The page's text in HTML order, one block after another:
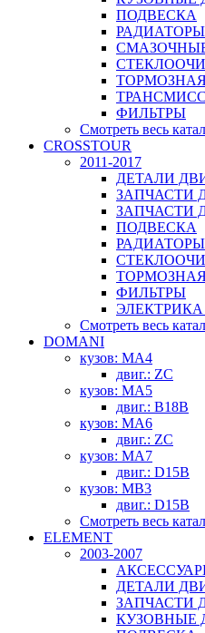
ПОДВЕСКА
РАДИАТОРЫ
ФИЛЬТРЫ
Смотреть весь
CROSSTOUR
2011-2017
ДЕТАЛИ
ЗАПЧАСТИ
ЗАПЧАСТИ
ПОДВЕСКА
РАДИАТОРЫ
ФИЛЬТРЫ
Смотреть весь
DOMANI
кузов: MA4
двиг.: ZC
кузов: MA5
двиг.: B18B
кузов: MA6
двиг.: ZC
кузов: MA7
двиг.: D15B
кузов: MB3
двиг.: D15B
Смотреть весь
ELEMENT
2003-2007
ДЕТАЛИ
ЗАПЧАСТИ
КУЗОВНЫЕ